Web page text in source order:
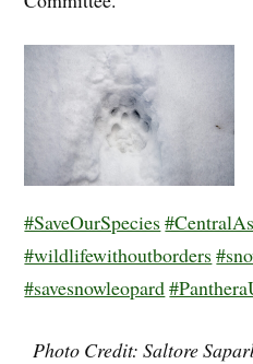
#SaveOurSpecies
#wildlifewithoutborders
#savesnowleopard
Photo Credit: Saltore